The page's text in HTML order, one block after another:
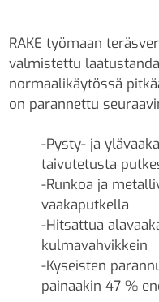
RAKE työmaan
valmistettu
normaalikäytössä
on parannettu
-Pysty- ja
taivutetusta
-Runkoa ja
vaakaputkella
-Hitsattua
kulmavahvikkein
-Kyseisten
painaakin 47 %